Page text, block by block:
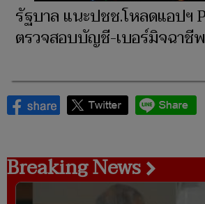
รัฐบาล แนะปชช.โหลดแอปฯ
ตรวจสอบบัญชี-เบอร์มิจฉาชีพ
Breaking News